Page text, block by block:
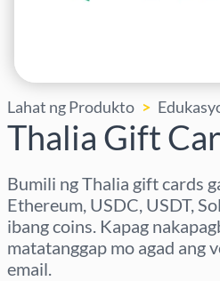
Lahat ng Produkto
Thalia Gift
Bumili ng Thalia gift cards
Ethereum, USDC, USDT,
ibang coins. Kapag
matatanggap mo agad ang
email.